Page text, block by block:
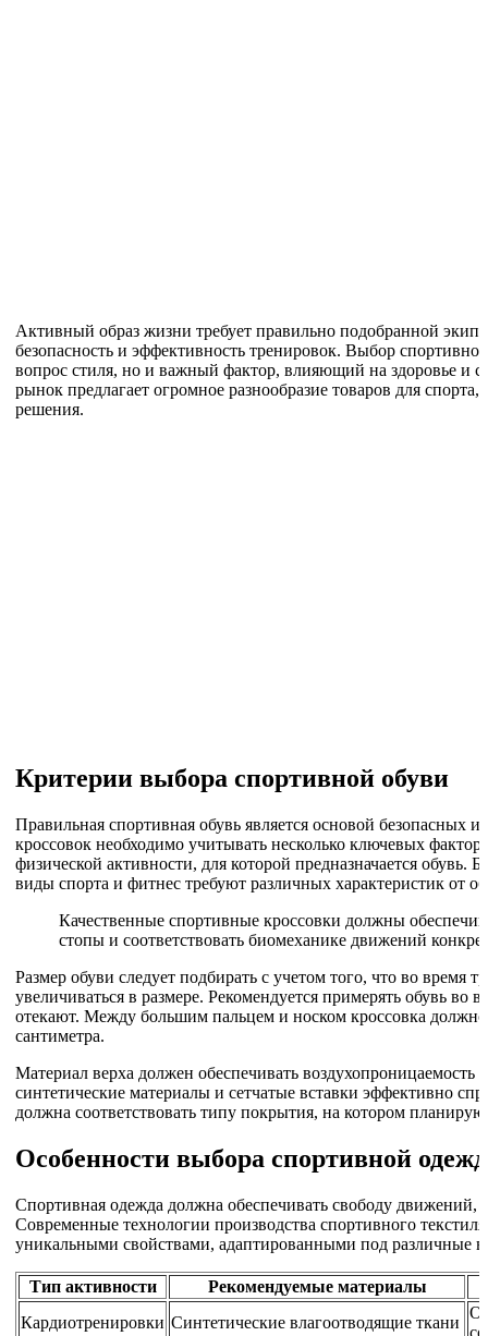
Активный образ жизни требует правильно подобранной
безопасность и эффективность тренировок. Выбор
вопрос стиля, но и важный фактор, влияющий на здоровье и
рынок предлагает огромное разнообразие товаров для
решения.
Критерии выбора спортивной обуви
Правильная спортивная обувь является основой
кроссовок необходимо учитывать несколько ключевых
физической активности, для которой предназначается обувь.
виды спорта и фитнес требуют различных характеристик от
Качественные спортивные кроссовки должны
стопы и соответствовать биомеханике движений
Размер обуви следует подбирать с учетом того, что во время
увеличиваться в размере. Рекомендуется примерять обувь во
отекают. Между большим пальцем и носком кроссовка должно
сантиметра.
Материал верха должен обеспечивать
синтетические материалы и сетчатые вставки эффективно
должна соответствовать типу покрытия, на котором
Особенности выбора спортивной
Спортивная одежда должна обеспечивать свободу движений,
Современные технологии производства спортивного
уникальными свойствами, адаптированными под различные
Тип активности
Рекомендуемые материалы
Кардиотренировки Синтетические влагоотводящие ткани